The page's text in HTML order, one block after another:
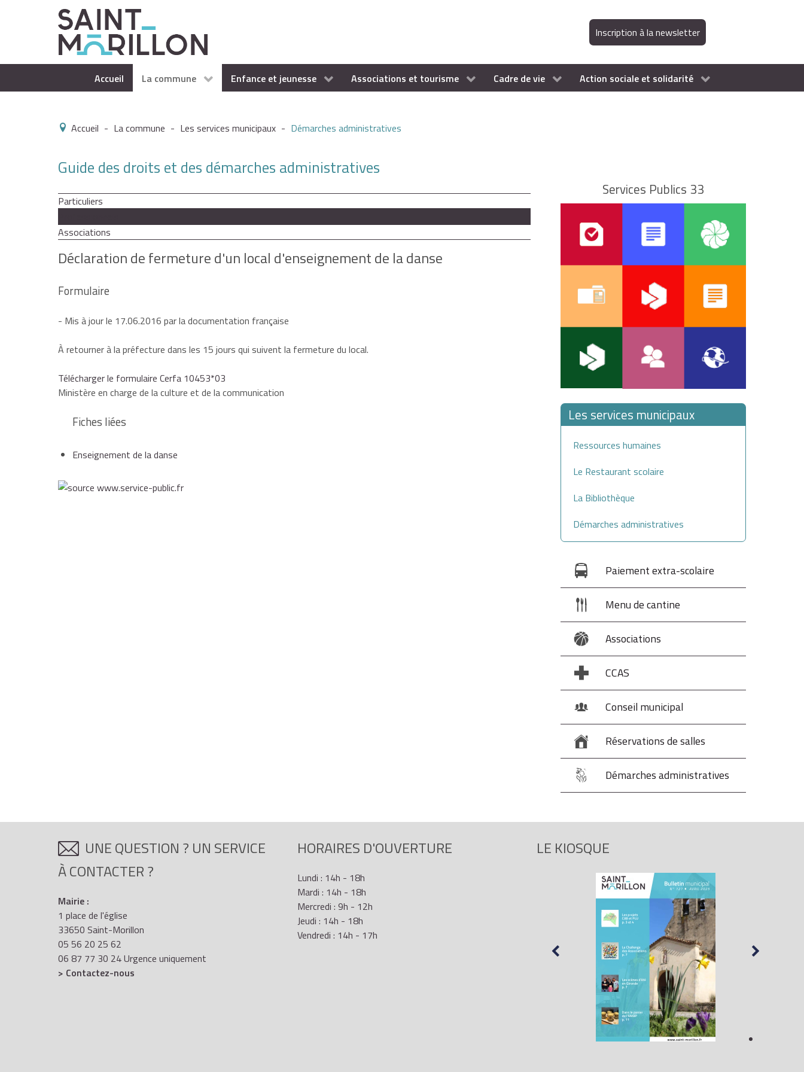
Inscription à la newsletter
Accueil La commune Enfance et jeunesse Associations et tourisme Cadre de vie Action sociale et solidarité
Accueil - La commune - Les services municipaux - Démarches administratives
Guide des droits et des démarches administratives
Particuliers
Associations
Déclaration de fermeture d'un local d'enseignement de la danse
Formulaire
- Mis à jour le 17.06.2016 par la documentation française
À retourner à la préfecture dans les 15 jours qui suivent la fermeture du local.
Télécharger le formulaire Cerfa 10453*03
Ministère en charge de la culture et de la communication
Fiches liées
Enseignement de la danse
Services Publics 33
Les services municipaux
Ressources humaines
Le Restaurant scolaire
La Bibliothèque
Démarches administratives
Paiement extra-scolaire
Menu de cantine
Associations
CCAS
Conseil municipal
Réservations de salles
Démarches administratives
UNE QUESTION ? UN SERVICE
À CONTACTER ?
Mairie :
1 place de l'église
33650 Saint-Morillon
05 56 20 25 62
06 87 77 30 24 Urgence uniquement
> Contactez-nous
HORAIRES D'OUVERTURE
Lundi : 14h - 18h
Mardi : 14h - 18h
Mercredi : 9h - 12h
Jeudi : 14h - 18h
Vendredi : 14h - 17h
LE KIOSQUE